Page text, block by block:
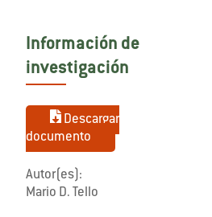
Información de
investigación
Descargar
documento
Autor(es):
Mario D. Tello